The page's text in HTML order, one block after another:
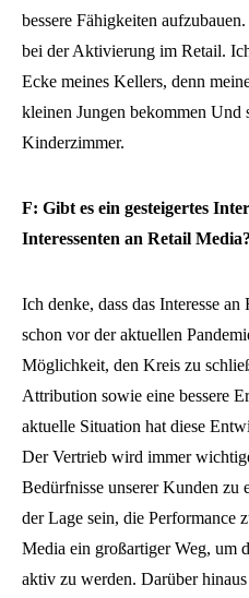
bessere Fähigkeiten
bei der Aktivierung im Retail.
Ecke meines Kellers, denn
kleinen Jungen bekommen
Kinderzimmer.
F: Gibt es ein gesteigertes
Interessenten an Retail Media?
Ich denke, dass das Interesse
schon vor der aktuellen
Möglichkeit, den Kreis zu
Attribution sowie eine bessere
aktuelle Situation hat diese
Der Vertrieb wird immer
Bedürfnisse unserer Kunden
der Lage sein, die Performance
Media ein großartiger Weg, um
aktiv zu werden. Darüber